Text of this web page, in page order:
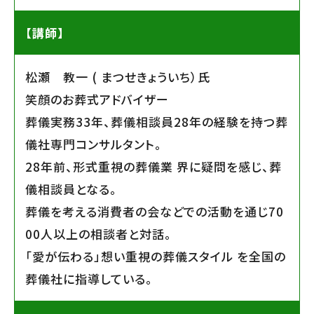
【講師】
松瀬 教一 ( まつせきょういち）氏
笑顔のお葬式アドバイザー
葬儀実務33年、葬儀相談員28年の経験を持つ葬
儀社専門コンサルタント。
28年前、形式重視の葬儀業 界に疑問を感じ、葬
儀相談員となる。
葬儀を考える消費者の会などでの活動を通じ70
00人以上の相談者と対話。
「愛が伝わる」想い重視の葬儀スタイル を全国の
葬儀社に指導している。